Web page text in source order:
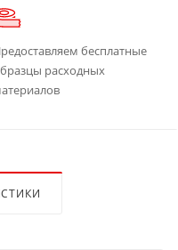
бесплатные
расходных